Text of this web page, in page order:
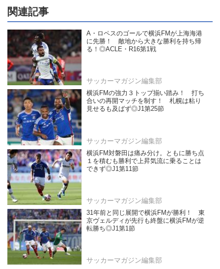
関連記事
A・ロペスのゴールで横浜FMが上海海港
に先勝！ 敵地から大きな勝利を持ち帰
る！◎ACLE・R16第1戦
サッカーマガジン編集部
横浜FMの強力３トップ揃い踏み！ 打ち
合いの再開マッチを制す！ 札幌は粘り
見せるも及ばず◎J1第25節
サッカーマガジン編集部
横浜FM対磐田は痛み分け。ともに勝ち点
１を積むも勝利で上昇気流に乗ることは
できず◎J1第11節
サッカーマガジン編集部
31年前と同じ展開で横浜FMが勝利！ 東
京ヴェルディが先行も終盤に横浜FMが逆
転勝ち◎J1第1節
サッカーマガジン編集部